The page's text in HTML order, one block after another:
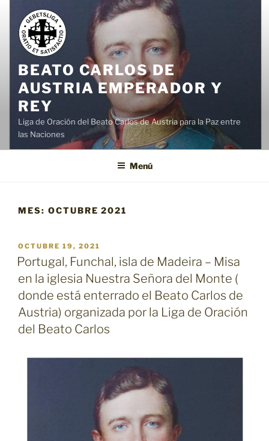
contenido
BEATO CARLOS DE
AUSTRIA EMPERADOR Y
REY
Liga de Oración del Beato Carlos de Austria para la Paz entre
las Naciones
Menú
MES: OCTUBRE 2021
PUBLICADO
EL
OCTUBRE 19, 2021
Portugal, Funchal, isla de Madeira – Misa
en la iglesia Nuestra Señora del Monte (
donde está enterrado el Beato Carlos de
Austria) organizada por la Liga de Oración
del Beato Carlos